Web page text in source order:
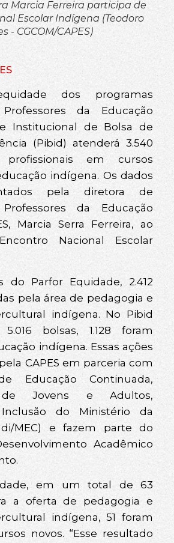
Marcia Ferreira participa de
Escolar Indígena (Teodoro
- CGCOM/CAPES)
dos programas
da Educação
Institucional de Bolsa de
(Pibid) atenderá 3.540
em cursos
indígena. Os dados
pela diretora de
da Educação
Marcia Serra Ferreira, ao
Nacional Escolar
do Parfor Equidade, 2.412
pela área de pedagogia e
indígena. No Pibid
bolsas, 1.128 foram
indígena. Essas ações
CAPES em parceria com
Educação Continuada,
de Jovens e Adultos,
do Ministério da
MEC) e fazem parte do
Acadêmico
em um total de 63
a oferta de pedagogia e
indígena, 51 foram
novos. “Esse resultado